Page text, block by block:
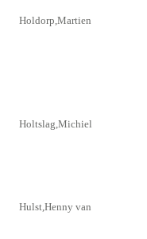
Holdorp,Martien
Holtslag,Michiel
Hulst,Henny van